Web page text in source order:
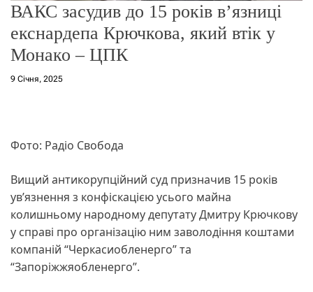
ВАКС засудив до 15 років в’язниці
екснардепа Крючкова, який втік у
Монако – ЦПК
9 Січня, 2025
Фото: Радіо Свобода
Вищий антикорупційний суд призначив 15 років
ув’язнення з конфіскацією усього майна
колишньому народному депутату Дмитру Крючкову
у справі про організацію ним заволодіння коштами
компаній “Черкасиобленерго” та
“Запоріжжяобленерго”.